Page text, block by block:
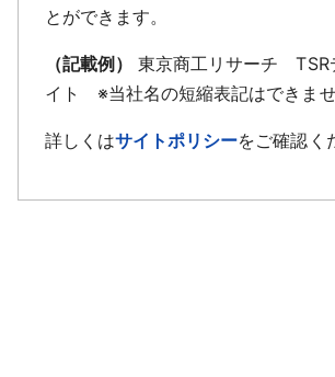
とができます。
（記載例）
東京商工リサーチ TSR
イト ※当社名の短縮表記はできませ
詳しくはサイトポリシーをご確認く